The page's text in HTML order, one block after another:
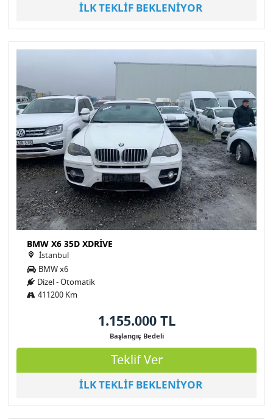
İLK TEKLİF BEKLENİYOR
BMW X6 35D XDRİVE
İstanbul
BMW x6
Dizel - Otomatik
411200 Km
1.155.000 TL
Başlangıç Bedeli
Teklif Ver
İLK TEKLİF BEKLENİYOR